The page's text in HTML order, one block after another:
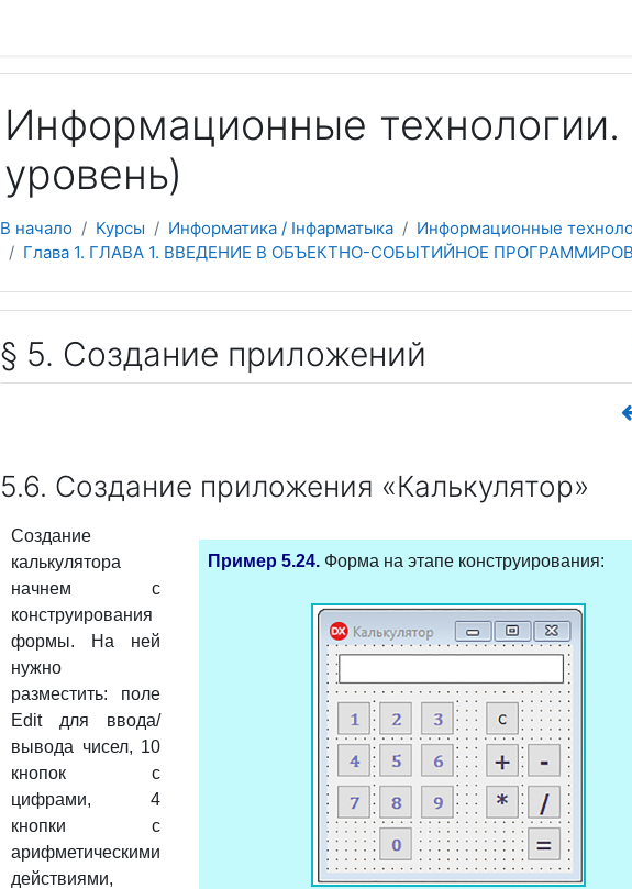
Информационные технологии.
уровень)
В начало Курсы Информатика / Інфарматыка
Информационные
Глава 1. ГЛАВА 1. ВВЕДЕНИЕ В ОБЪЕКТНО-СОБЫТИЙНОЕ
§ 5. Создание приложений
5.6. Создание приложения «Калькулятор»
Создание
калькулятора
начнем с
конструирования
формы. На ней
нужно
разместить: поле
Edit для ввода/
вывода чисел, 10
кнопок с
цифрами, 4
кнопки с
арифметическими
действиями,
Пример 5.24. Форма на этапе конструирования: